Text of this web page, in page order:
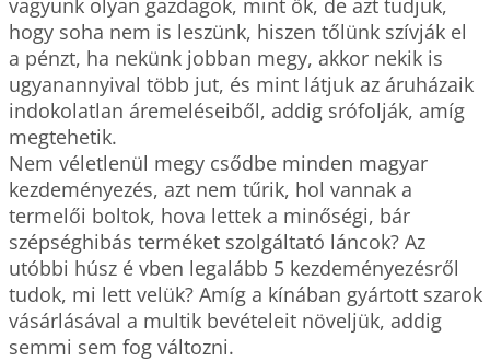
hogy soha nem is leszünk, hiszen tőlünk szívják el
a pénzt, ha nekünk jobban megy, akkor nekik is
ugyanannyival több jut, és mint látjuk az áruházaik
indokolatlan áremeléseiből, addig srófolják, amíg
megtehetik.
Nem véletlenül megy csődbe minden magyar
kezdeményezés, azt nem tűrik, hol vannak a
termelői boltok, hova lettek a minőségi, bár
szépséghibás terméket szolgáltató láncok? Az
utóbbi húsz é vben legalább 5 kezdeményezésről
tudok, mi lett velük? Amíg a kínában gyártott szarok
vásárlásával a multik bevételeit növeljük, addig
semmi sem fog változni.